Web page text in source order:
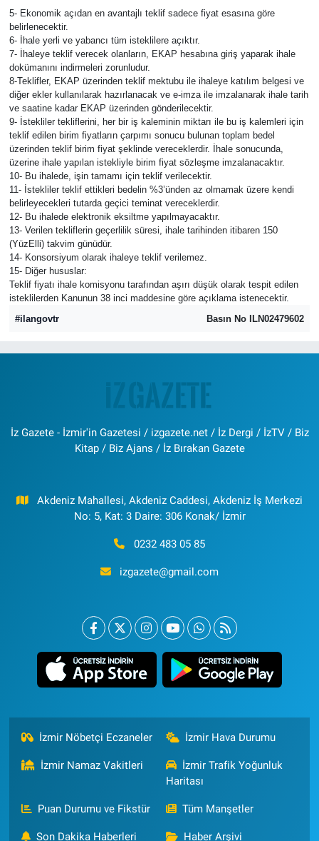
5- Ekonomik açıdan en avantajlı teklif sadece fiyat esasına göre
belirlenecektir.
6- İhale yerli ve yabancı tüm isteklilere açıktır.
7- İhaleye teklif verecek olanların, EKAP hesabına giriş yaparak ihale
dokümanını indirmeleri zorunludur.
8-Teklifler, EKAP üzerinden teklif mektubu ile ihaleye katılım belgesi ve
diğer ekler kullanılarak hazırlanacak ve e-imza ile imzalanarak ihale tarih
ve saatine kadar EKAP üzerinden gönderilecektir.
9- İstekliler tekliflerini, her bir iş kaleminin miktarı ile bu iş kalemleri için
teklif edilen birim fiyatların çarpımı sonucu bulunan toplam bedel
üzerinden teklif birim fiyat şeklinde vereceklerdir. İhale sonucunda,
üzerine ihale yapılan istekliyle birim fiyat sözleşme imzalanacaktır.
10- Bu ihalede, işin tamamı için teklif verilecektir.
11- İstekliler teklif ettikleri bedelin %3’ünden az olmamak üzere kendi
belirleyecekleri tutarda geçici teminat vereceklerdir.
12- Bu ihalede elektronik eksiltme yapılmayacaktır.
13- Verilen tekliflerin geçerlilik süresi, ihale tarihinden itibaren 150
(YüzElli) takvim günüdür.
14- Konsorsiyum olarak ihaleye teklif verilemez.
15- Diğer hususlar:
Teklif fiyatı ihale komisyonu tarafından aşırı düşük olarak tespit edilen
isteklilerden Kanunun 38 inci maddesine göre açıklama istenecektir.
#ilangovtr
Basın No ILN02479602
İz Gazete - İzmir'in Gazetesi / izgazete.net / İz Dergi / İzTV / Biz
Kitap / Biz Ajans / İz Bırakan Gazete
Akdeniz Mahallesi, Akdeniz Caddesi, Akdeniz İş Merkezi
No: 5, Kat: 3 Daire: 306 Konak/ İzmir
0232 483 05 85
izgazete@gmail.com
İzmir Nöbetçi Eczaneler İzmir Hava Durumu
İzmir Namaz Vakitleri
İzmir Trafik Yoğunluk
Haritası
Puan Durumu ve Fikstür Tüm Manşetler
Son Dakika Haberleri Haber Arşivi